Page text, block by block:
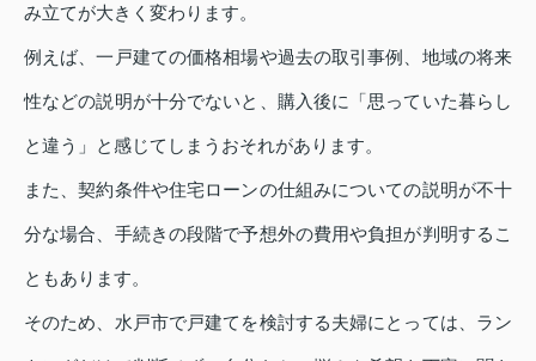
み立てが大きく変わります。
例えば、一戸建ての価格相場や過去の取引事例、地域の将来
性などの説明が十分でないと、購入後に「思っていた暮らし
と違う」と感じてしまうおそれがあります。
また、契約条件や住宅ローンの仕組みについての説明が不十
分な場合、手続きの段階で予想外の費用や負担が判明するこ
ともあります。
そのため、水戸市で戸建てを検討する夫婦にとっては、ラン